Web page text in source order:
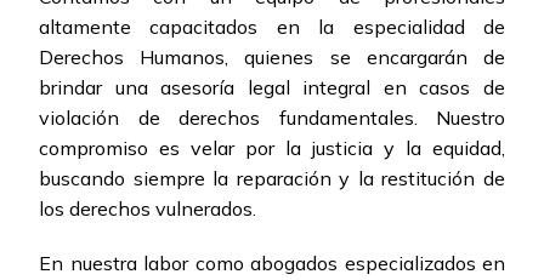
altamente capacitados en la especialidad de
Derechos Humanos, quienes se encargarán de
brindar una asesoría legal integral en casos de
violación de derechos fundamentales. Nuestro
compromiso es velar por la justicia y la equidad,
buscando siempre la reparación y la restitución de
los derechos vulnerados.
En nuestra labor como abogados especializados en